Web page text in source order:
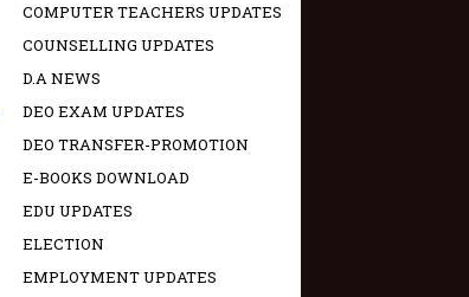
COMPUTER TEACHERS UPDATES
COUNSELLING UPDATES
D.A NEWS
DEO EXAM UPDATES
DEO TRANSFER-PROMOTION
E-BOOKS DOWNLOAD
EDU UPDATES
ELECTION
EMPLOYMENT UPDATES